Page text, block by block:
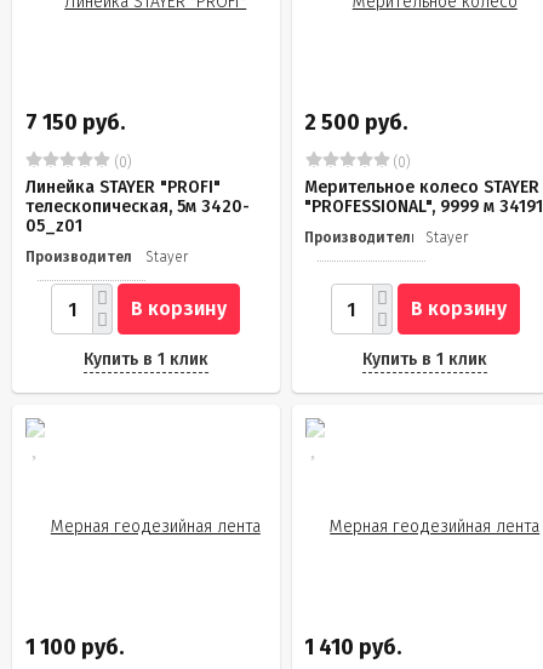
7 150 руб.
(0)
Линейка STAYER "PROFI"
телескопическая, 5м 3420-
05_z01
Производитель Stayer
В корзину
Купить в 1 клик
2 500 руб.
(0)
Мерительное колесо STAYER
"PROFESSIONAL", 9999 м 34191
Производитель Stayer
В корзину
Купить в 1 клик
1 100 руб. 1 410 руб.